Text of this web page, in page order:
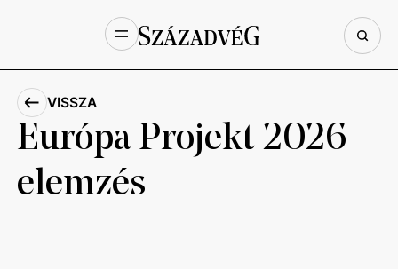
Európa Projekt 2026
elemzés
VISSZA